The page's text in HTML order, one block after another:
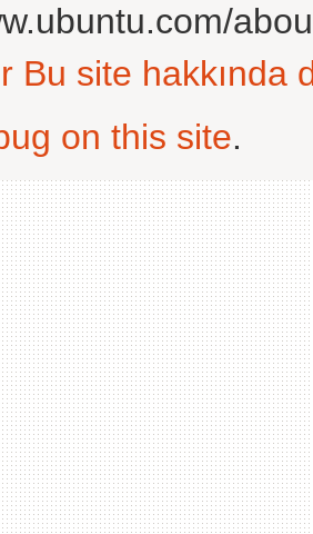
Bu site hakkında
on this site.